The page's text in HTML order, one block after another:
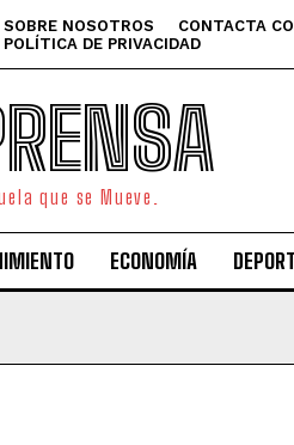
SOBRE NOSOTROS CONTACTA
POLÍTICA DE PRIVACIDAD
que se Mueve.
ECONOMÍA